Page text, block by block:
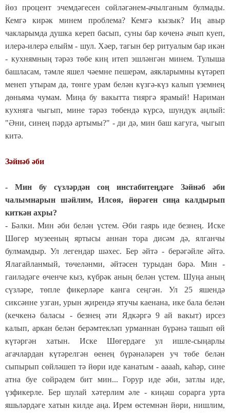
йөз процент эчемдәгесен сөйләгәнем-ачылганым булмады.
Кемгә кирәк минем проблема? Кемгә кызык? Иң авыр
чакларымда душка кереп басып, суны бар көченә ачып куеп,
илерә-илерә елыйм - шул. Хәер, тагын бер ритуалым бар икән
- кухнямның тәрәз төбе киң итеп эшләнгән минем. Тулыша
башласам, тәмле яшел чәемне пешерәм, аякларымны күтәреп
менеп утырам да, төнге урам белән күзгә-күз калып үземнең
дөньяма чумам. Миңа бу вакытта тияргә ярамый! Нариман
кухняга чыгып, мине тәрәз төбендә күрсә, шундук аңлый:
"Әни, синең пәрдә артымы?" - ди дә, мин баш кагуга, чыгып
китә.
Зәйнәб әби
- Мин бу сүзләрдән соң инстабитеңдәге Зәйнәб әби
чалымнарын шәйлим, Илсөя, йөрәген сиңа калдырып
киткән ахры?
- Бәлки. Мин әби белән үстем. Әби гаярь иде безнең. Иске
Шөгер музееның яртысы аннан тора дисәм дә, ялганчы
булмамдыр. Ул легендар шәхес. Бер әйтә - берәгәйле әйтә.
Ялагайланмый, төчеләнми, әйтәсен турыдан бәрә. Мин -
гаиләдәге өченче кыз, күбрәк аның белән үстем. Шуңа аның
сүзләре, төпле фикерләре канга сеңгән. Ул 25 яшендә
сиксәнне узган, урын җирендә ятучы каенана, ике бала белән
(кечкенә баласы - безнең әти Ядкәргә 9 ай вакыт) ирсез
калып, аркан белән берәмтекләп урманнан бүрәнә ташып өй
күтәргән хатын. Иске Шөгердәге ул ишле-сыңарлы
агачлардан күтәрелгән өенең бүрәнәләрен уч төбе белән
сыпырып сөйләшеп тә йөри иде канатым - ааааһ, каһәр, сине
атна буе сөйрәдем бит мин... Горур иде әби, затлы иде,
үзфикерле. Бер шулай хәтерлим әле - киңәш сорарга урта
яшьләрдәге хатын килде аңа. Ирем өстемнән йөри, нишлим,